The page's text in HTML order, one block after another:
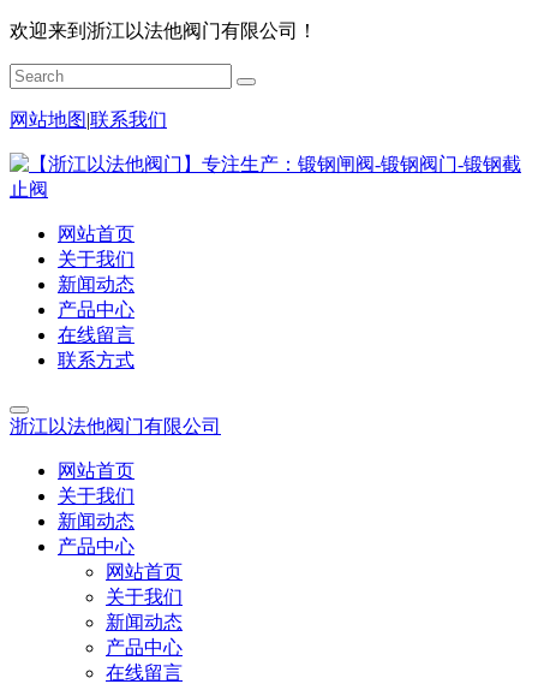
欢迎来到浙江以法他阀门有限公司！
网站地图|联系我们
网站首页
关于我们
新闻动态
产品中心
在线留言
联系方式
浙江以法他阀门有限公司
网站首页
关于我们
新闻动态
产品中心
网站首页
关于我们
新闻动态
产品中心
在线留言